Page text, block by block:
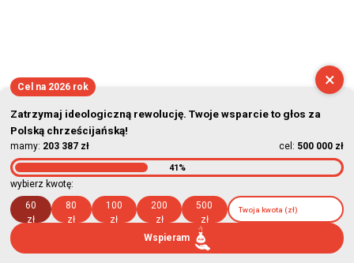
×
Cel na 2026 rok
Zatrzymaj ideologiczną rewolucję. Twoje wsparcie to głos za
Polską chrześcijańską!
mamy: 203 387 zł cel: 500 000 zł
41%
wybierz kwotę:
60
zł
80
zł
100
zł
200
zł
500
zł
Wspieram